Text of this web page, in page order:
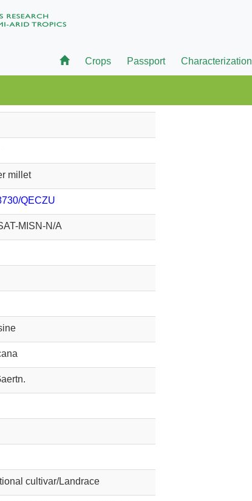
Crops Passport Characterization
millet
QECZU
MISN-N/A
cultivar/Landrace